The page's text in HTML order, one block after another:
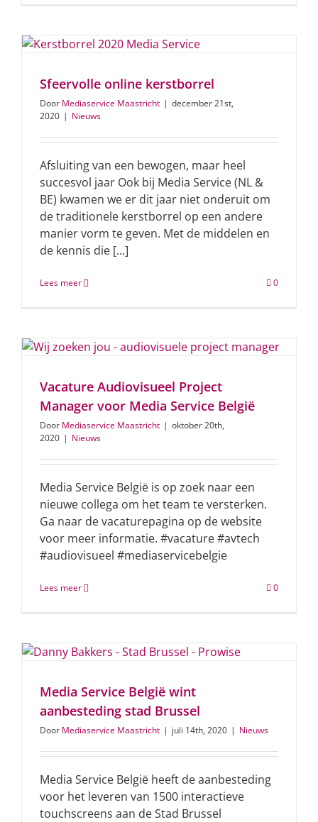
Sfeervolle online kerstborrel
Door Mediaservice Maastricht | december 21st,
2020 | Nieuws
Afsluiting van een bewogen, maar heel
succesvol jaar Ook bij Media Service (NL &
BE) kwamen we er dit jaar niet onderuit om
de traditionele kerstborrel op een andere
manier vorm te geven. Met de middelen en
de kennis die [...]
Lees meer 0
Vacature Audiovisueel Project
Manager voor Media Service België
Door Mediaservice Maastricht | oktober 20th,
2020 | Nieuws
Media Service België is op zoek naar een
nieuwe collega om het team te versterken.
Ga naar de vacaturepagina op de website
voor meer informatie. #vacature #avtech
#audiovisueel #mediaservicebelgie
Lees meer 0
Media Service België wint
aanbesteding stad Brussel
Door Mediaservice Maastricht | juli 14th, 2020 | Nieuws
Media Service België heeft de aanbesteding
voor het leveren van 1500 interactieve
touchscreens aan de Stad Brussel